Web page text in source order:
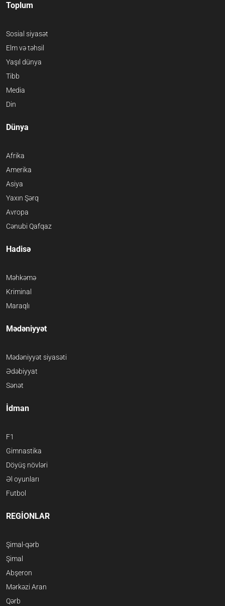
Toplum
Sosial siyasət
Elm və təhsil
Yaşıl dünya
Tibb
Media
Din
Dünya
Afrika
Amerika
Asiya
Yaxın Şərq
Avropa
Cənubi Qafqaz
Hadisə
Məhkəmə
Kriminal
Maraqlı
Mədəniyyət
Mədəniyyət siyasəti
Ədəbiyyat
Sənət
İdman
F1
Gimnastika
Döyüş növləri
Əl oyunları
Futbol
REGİONLAR
Şimal-qərb
Şimal
Abşeron
Mərkəzi Aran
Qərb